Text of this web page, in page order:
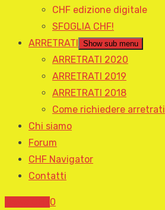
CHF edizione digitale
SFOGLIA CHF!
ARRETRATI
Show sub menu
ARRETRATI 2020
ARRETRATI 2019
ARRETRATI 2018
Come richiedere arretrati
Chi siamo
Forum
CHF Navigator
Contatti
0